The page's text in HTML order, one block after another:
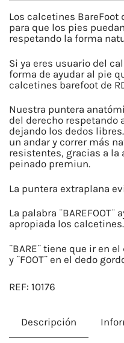
ALTA
BLANCO
cantidad
Los calcetines BareFoot
para que los pies
respetando la forma
Si ya eres usuario del
forma de ayudar al pie
calcetines barefoot de
Nuestra puntera
del derecho respetando
dejando los dedos
un andar y correr más
resistentes, gracias a la
peinado premiun.
La puntera extraplana
La palabra
apropiada los calcetines.
¨BARE¨ tiene que ir en
y ¨FOOT¨ en el dedo
REF: 10176
Descripción